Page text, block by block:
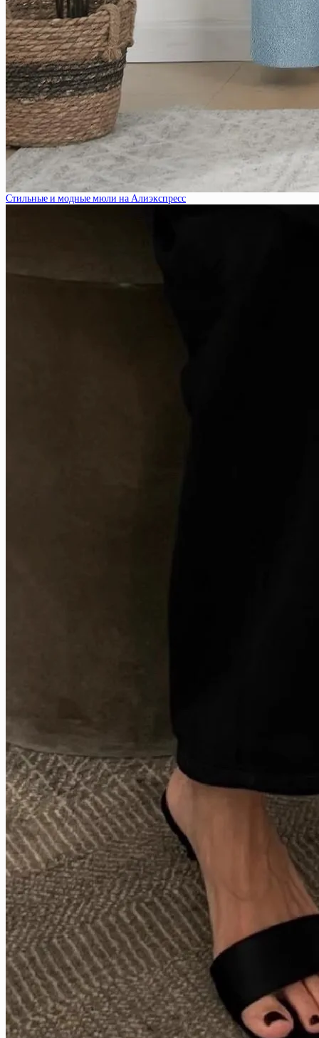
Стильные и модные мюли на Алиэкспресс